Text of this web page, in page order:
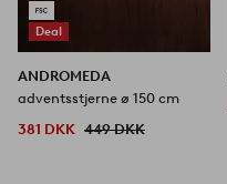
Deal
ANDROMEDA
adventsstjerne ø 150 cm
381 DKK 449 DKK